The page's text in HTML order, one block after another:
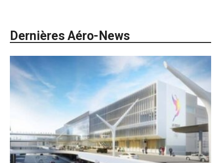
Dernières Aéro-News